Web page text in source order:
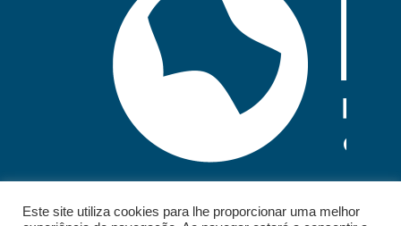
Este site utiliza cookies para lhe proporcionar uma melhor